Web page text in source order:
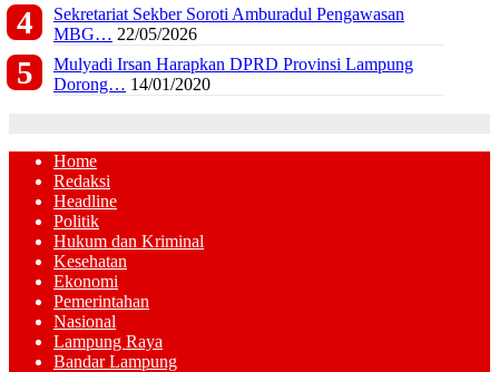
Sekretariat Sekber Soroti Amburadul Pengawasan
MBG… 22/05/2026
Mulyadi Irsan Harapkan DPRD Provinsi Lampung
Dorong… 14/01/2020
Home
Redaksi
Headline
Politik
Hukum dan Kriminal
Kesehatan
Ekonomi
Pemerintahan
Nasional
Lampung Raya
Bandar Lampung